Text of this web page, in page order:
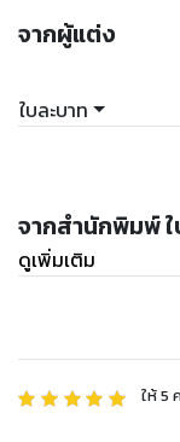
จากผู้แต่ง
ใบละบาท
จากสำนักพิมพ์ ใ
ดูเพิ่มเติม
ให้5